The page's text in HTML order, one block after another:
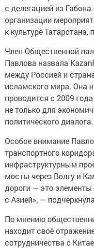
с делегацией из
организации
к культуре Татарстана,
Член Общественной
Павлова назвала
между Россией и
исламского мира. Она
проводится с 2009
не только для
политического диалога.
Особое внимание
транспортного
инфраструктурным
мосты через Волгу и
дороги — это элементы
с Азией», —
По мнению
находит своё
сотрудничества с